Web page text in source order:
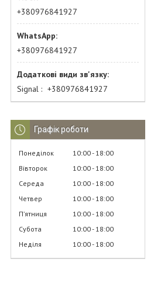
+380976841927
+380976841927
Signal +380976841927
Графік роботи
Понеділок 10:00 18:00
Вівторок
10:00 18:00
Середа
10:00 18:00
Четвер
10:00 18:00
Пʼятниця
10:00 18:00
Субота
10:00 18:00
Неділя
10:00 18:00